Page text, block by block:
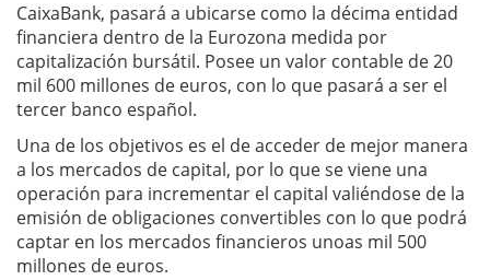
CaixaBank, pasará a ubicarse como la décima entidad
financiera dentro de la Eurozona medida por
capitalización bursátil. Posee un valor contable de 20
mil 600 millones de euros, con lo que pasará a ser el
tercer banco español.
Una de los objetivos es el de acceder de mejor manera
a los mercados de capital, por lo que se viene una
operación para incrementar el capital valiéndose de la
emisión de obligaciones convertibles con lo que podrá
captar en los mercados financieros unoas mil 500
millones de euros.